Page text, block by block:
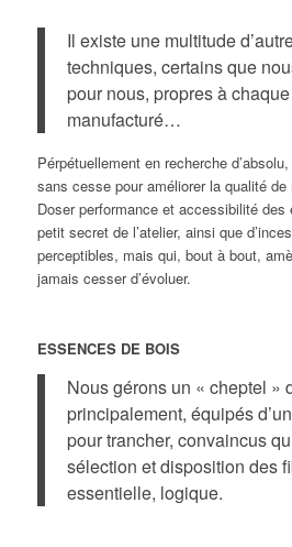
Il existe une multitude
techniques, certains que
pour nous, propres à
manufacturé…
Pérpétuellement en recherche
sans cesse pour améliorer la qualité de
Doser performance et accessibilité
petit secret de l’atelier, ainsi que
perceptibles, mais qui, bout à bout,
jamais cesser d’évoluer.
ESSENCES DE BOIS
Nous gérons un « cheptel »
principalement, équipés
pour trancher, convaincus
sélection et disposition des
essentielle, logique.